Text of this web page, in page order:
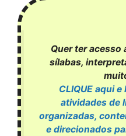
Quer ter acesso
sílabas,
CLIQUE aqui
atividades de
organizadas,
e direcionados